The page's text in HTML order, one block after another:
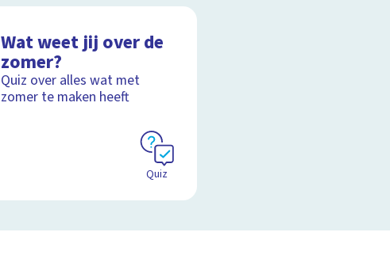
Wat weet jij over de
zomer?
Quiz over alles wat met
zomer te maken heeft
Quiz